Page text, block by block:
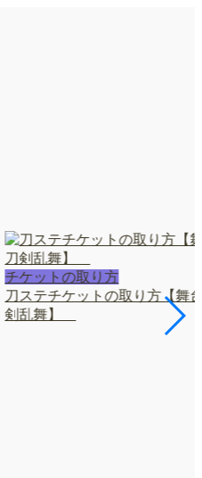
チケットの取り方
刀ステチケットの取り方【舞
剣乱舞】